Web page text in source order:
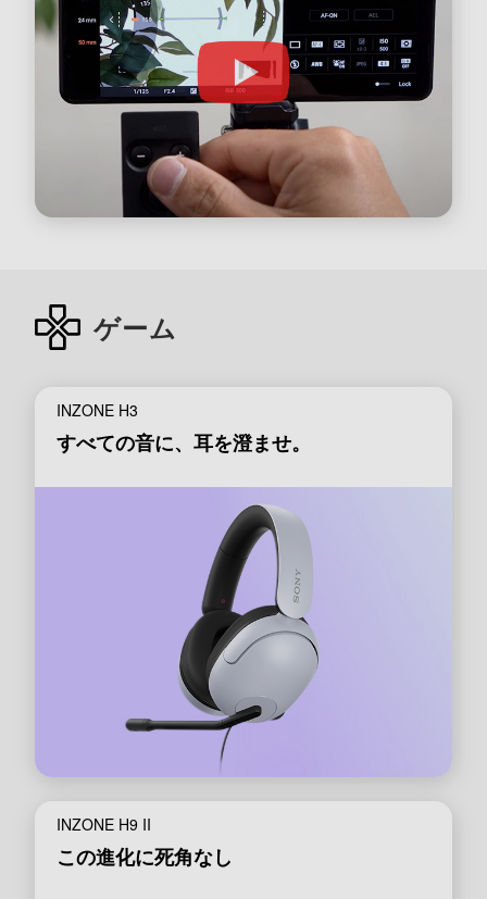
ゲーム
INZONE H3
すべての音に、耳を澄ませ。
INZONE H9 II
この進化に死角なし